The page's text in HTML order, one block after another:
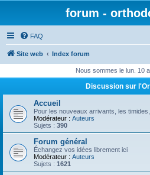
forum -
FAQ
Site web Index forum
Nous sommes le lun. 10
Discussion sur
Accueil
Pour les nouveaux arrivants, les timides,
Modérateur : Auteurs
Sujets : 390
Forum général
Échangez vos idées librement ici
Modérateur : Auteurs
Sujets : 1621